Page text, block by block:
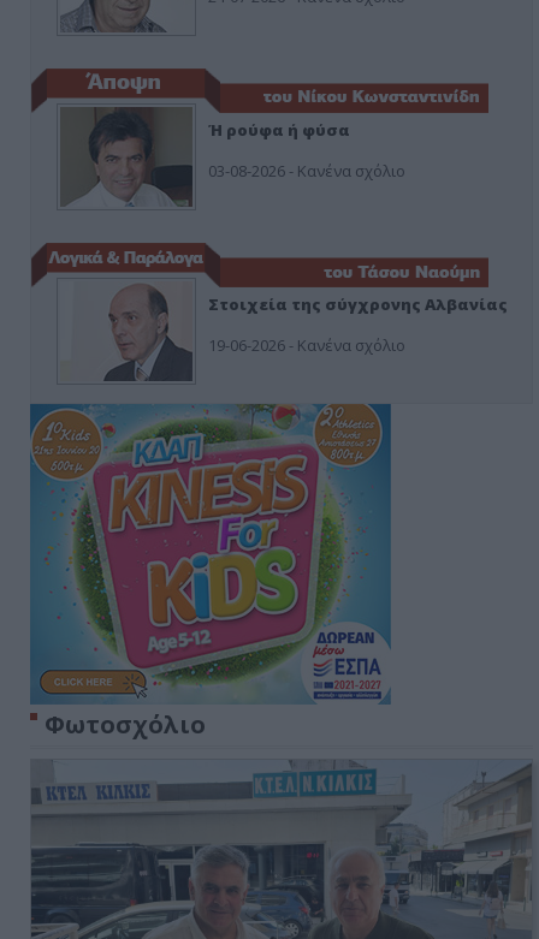
Ή ρούφα ή φύσα
03-08-2026 - Κανένα σχόλιο
Στοιχεία της σύγχρονης Αλβανίας
19-06-2026 - Κανένα σχόλιο
Φωτοσχόλιο